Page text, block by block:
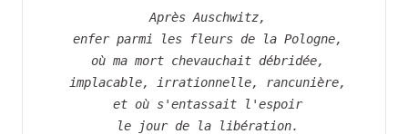
Après Auschwitz,
enfer parmi les fleurs de la Pologne,
où ma mort chevauchait débridée,
implacable, irrationnelle, rancunière,
et où s'entassait l'espoir
le jour de la libération.